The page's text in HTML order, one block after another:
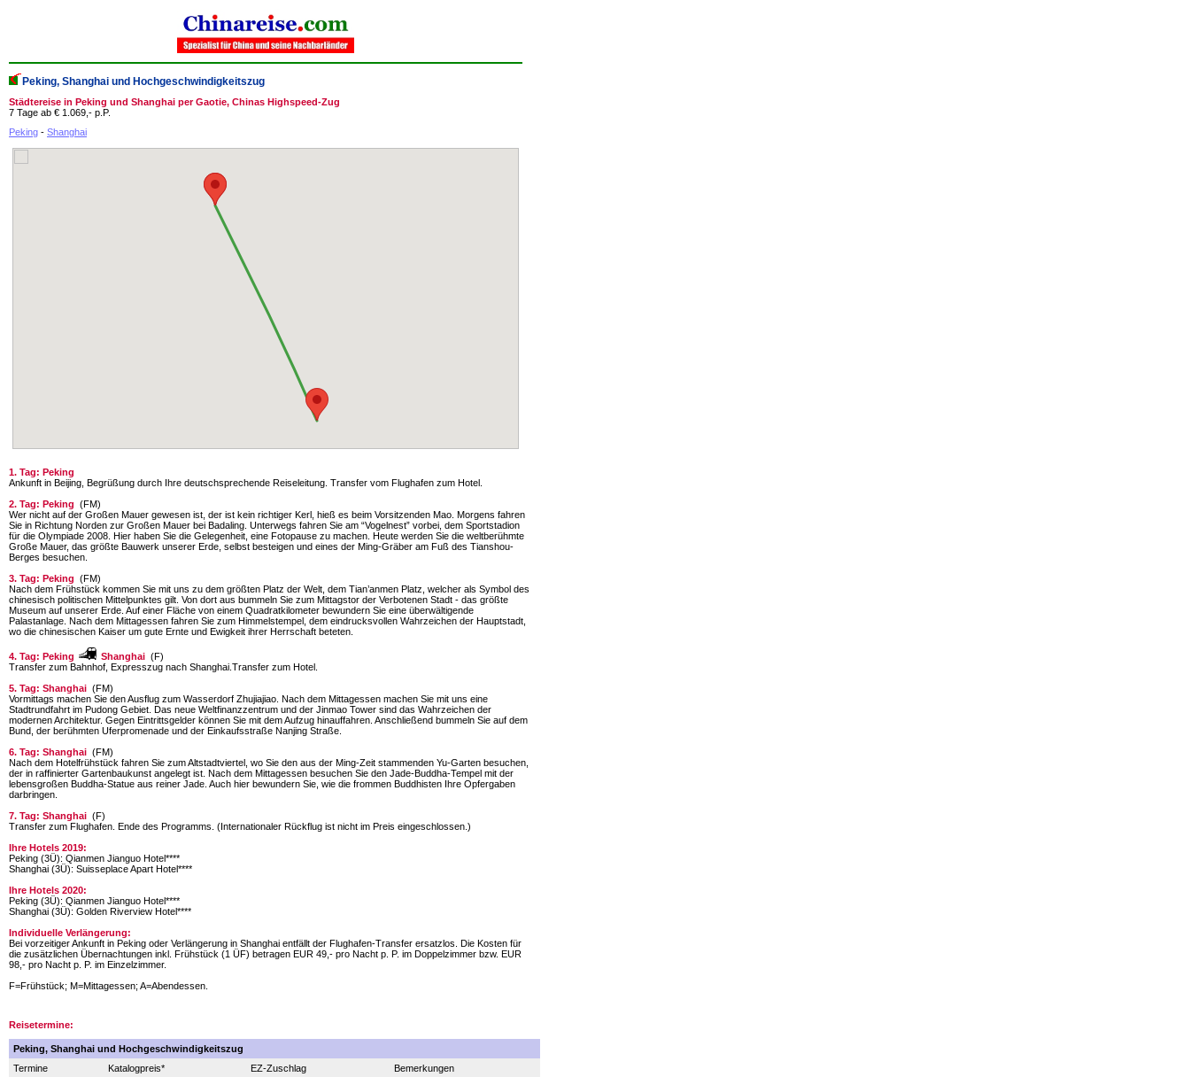
Peking, Shanghai und Hochgeschwindigkeitszug
Städtereise in Peking und Shanghai per Gaotie, Chinas Highspeed-Zug
7 Tage ab € 1.069,- p.P.
Peking - Shanghai
1. Tag: Peking
Ankunft in Beijing, Begrüßung durch Ihre deutschsprechende Reiseleitung. Transfer vom Flughafen zum Hotel.
2. Tag: Peking (FM)
Wer nicht auf der Großen Mauer gewesen ist, der ist kein richtiger Kerl, hieß es beim Vorsitzenden Mao. Morgens fahren
Sie in Richtung Norden zur Großen Mauer bei Badaling. Unterwegs fahren Sie am “Vogelnest” vorbei, dem Sportstadion
für die Olympiade 2008. Hier haben Sie die Gelegenheit, eine Fotopause zu machen. Heute werden Sie die weltberühmte
Große Mauer, das größte Bauwerk unserer Erde, selbst besteigen und eines der Ming-Gräber am Fuß des Tianshou-
Berges besuchen.
3. Tag: Peking (FM)
Nach dem Frühstück kommen Sie mit uns zu dem größten Platz der Welt, dem Tian’anmen Platz, welcher als Symbol des
chinesisch politischen Mittelpunktes gilt. Von dort aus bummeln Sie zum Mittagstor der Verbotenen Stadt - das größte
Museum auf unserer Erde. Auf einer Fläche von einem Quadratkilometer bewundern Sie eine überwältigende
Palastanlage. Nach dem Mittagessen fahren Sie zum Himmelstempel, dem eindrucksvollen Wahrzeichen der Hauptstadt,
wo die chinesischen Kaiser um gute Ernte und Ewigkeit ihrer Herrschaft beteten.
4. Tag: Peking Shanghai (F)
Transfer zum Bahnhof, Expresszug nach Shanghai.Transfer zum Hotel.
5. Tag: Shanghai (FM)
Vormittags machen Sie den Ausflug zum Wasserdorf Zhujiajiao. Nach dem Mittagessen machen Sie mit uns eine
Stadtrundfahrt im Pudong Gebiet. Das neue Weltfinanzzentrum und der Jinmao Tower sind das Wahrzeichen der
modernen Architektur. Gegen Eintrittsgelder können Sie mit dem Aufzug hinauffahren. Anschließend bummeln Sie auf dem
Bund, der berühmten Uferpromenade und der Einkaufsstraße Nanjing Straße.
6. Tag: Shanghai (FM)
Nach dem Hotelfrühstück fahren Sie zum Altstadtviertel, wo Sie den aus der Ming-Zeit stammenden Yu-Garten besuchen,
der in raffinierter Gartenbaukunst angelegt ist. Nach dem Mittagessen besuchen Sie den Jade-Buddha-Tempel mit der
lebensgroßen Buddha-Statue aus reiner Jade. Auch hier bewundern Sie, wie die frommen Buddhisten Ihre Opfergaben
darbringen.
7. Tag: Shanghai (F)
Transfer zum Flughafen. Ende des Programms. (Internationaler Rückflug ist nicht im Preis eingeschlossen.)
Ihre Hotels 2019:
Peking (3Ü): Qianmen Jianguo Hotel****
Shanghai (3Ü): Suisseplace Apart Hotel****
Ihre Hotels 2020:
Peking (3Ü): Qianmen Jianguo Hotel****
Shanghai (3Ü): Golden Riverview Hotel****
Individuelle Verlängerung:
Bei vorzeitiger Ankunft in Peking oder Verlängerung in Shanghai entfällt der Flughafen-Transfer ersatzlos. Die Kosten für
die zusätzlichen Übernachtungen inkl. Frühstück (1 ÜF) betragen EUR 49,- pro Nacht p. P. im Doppelzimmer bzw. EUR
98,- pro Nacht p. P. im Einzelzimmer.
F=Frühstück; M=Mittagessen; A=Abendessen.
Reisetermine:
Peking, Shanghai und Hochgeschwindigkeitszug
Termine
Katalogpreis* EZ-Zuschlag
Bemerkungen